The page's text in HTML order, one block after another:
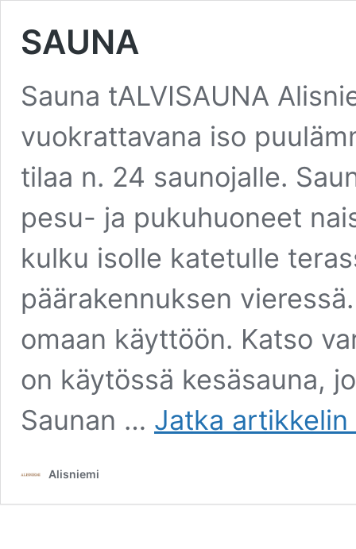
SAUNA
Sauna tALVISAUNA
vuokrattavana iso
tilaa n. 24 saunojalle.
pesu- ja pukuhuoneet
kulku isolle katetulle
päärakennuksen
omaan käyttöön. Katso
on käytössä kesäsauna,
Saunan … Jatka artikkelin
Alisniemi